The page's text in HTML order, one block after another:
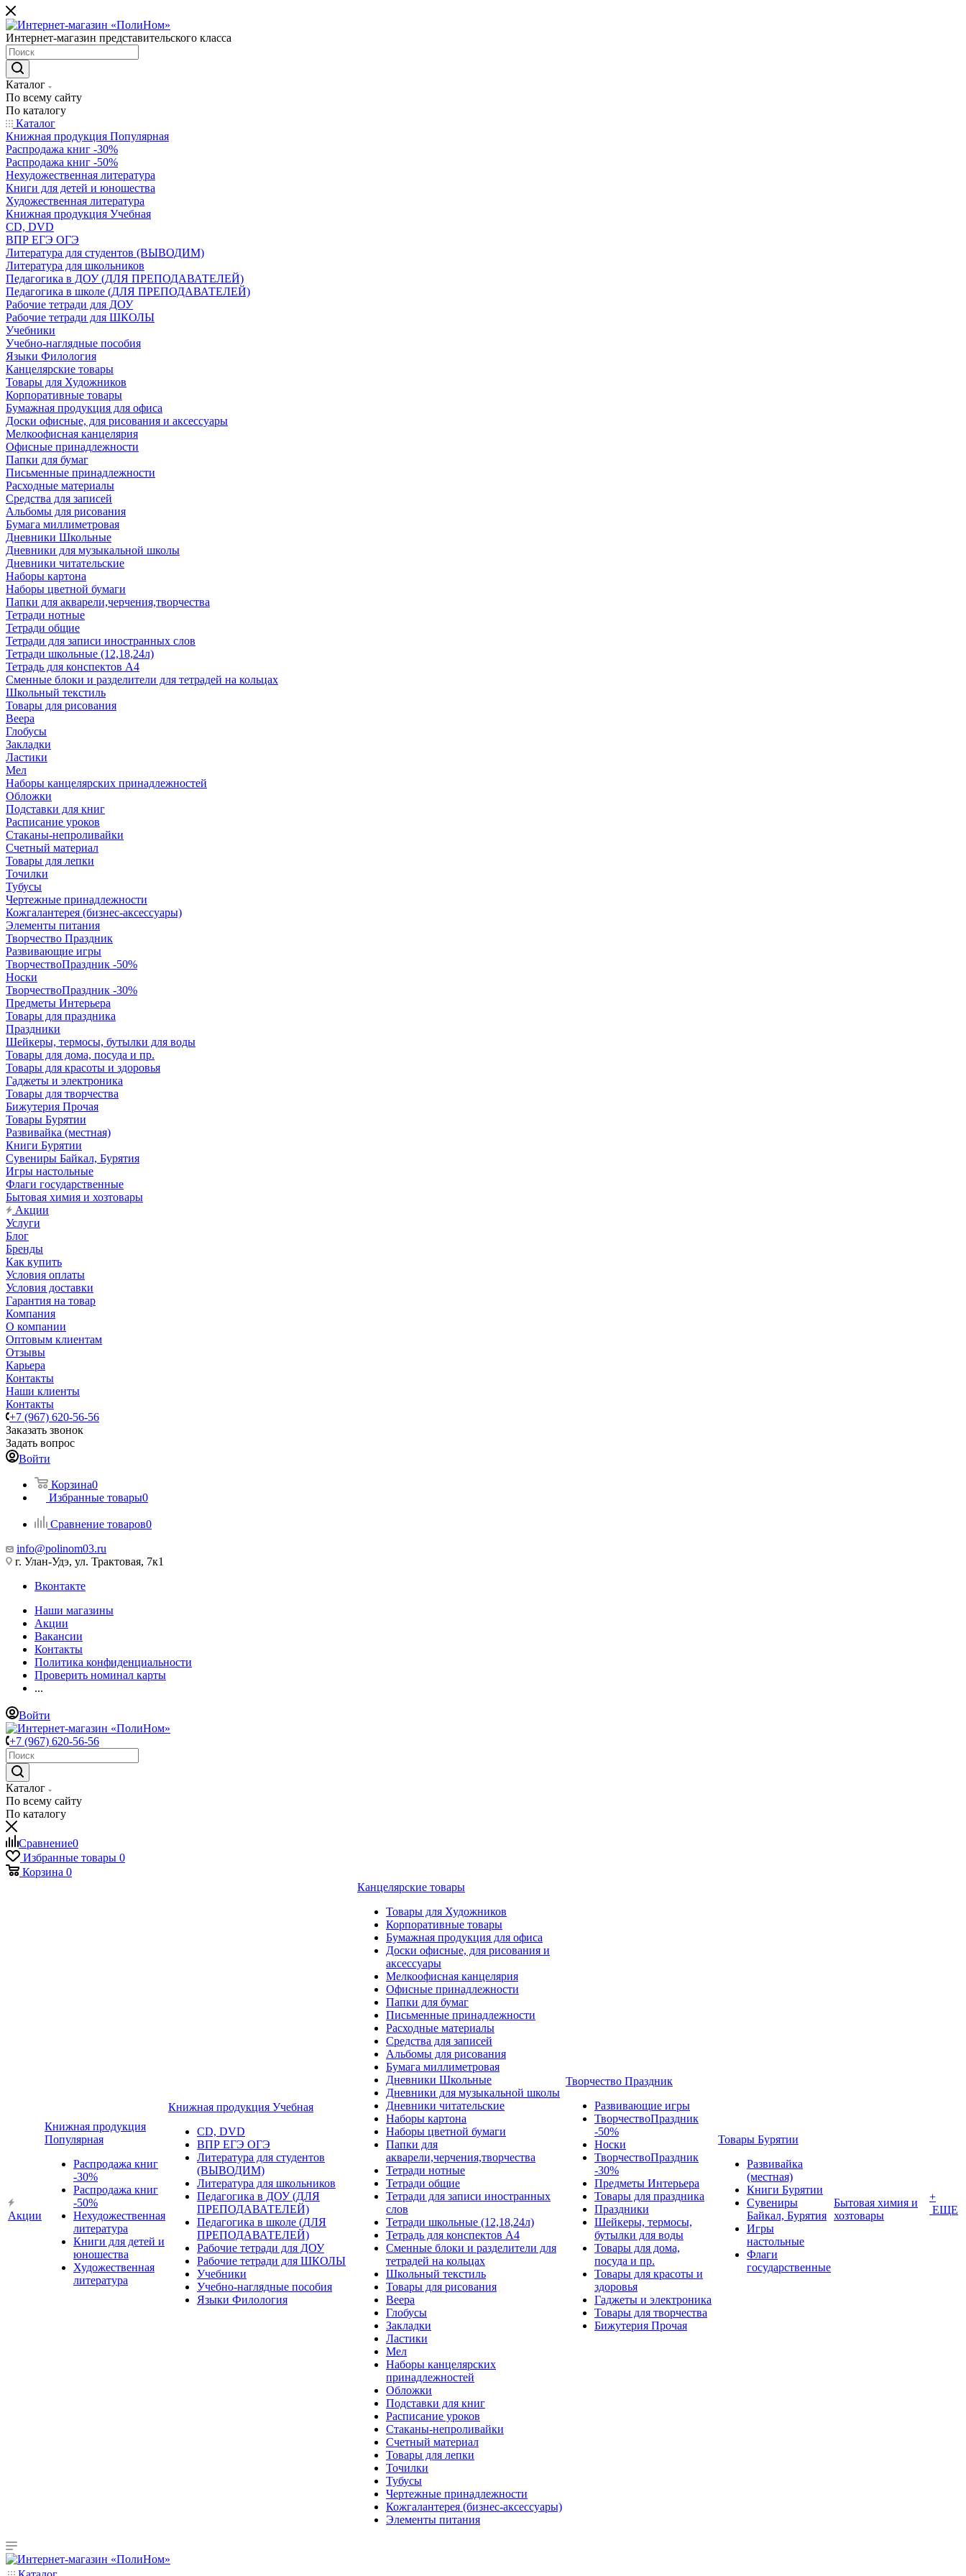
Интернет-магазин представительского класса
Каталог
По всему сайту
По каталогу
Каталог
Книжная продукция Популярная
Распродажа книг -30%
Распродажа книг -50%
Нехудожественная литература
Книги для детей и юношества
Художественная литература
Книжная продукция Учебная
CD, DVD
ВПР ЕГЭ ОГЭ
Литература для студентов (ВЫВОДИМ)
Литература для школьников
Педагогика в ДОУ (ДЛЯ ПРЕПОДАВАТЕЛЕЙ)
Педагогика в школе (ДЛЯ ПРЕПОДАВАТЕЛЕЙ)
Рабочие тетради для ДОУ
Рабочие тетради для ШКОЛЫ
Учебники
Учебно-наглядные пособия
Языки Филология
Канцелярские товары
Товары для Художников
Корпоративные товары
Бумажная продукция для офиса
Доски офисные, для рисования и аксессуары
Мелкоофисная канцелярия
Офисные принадлежности
Папки для бумаг
Письменные принадлежности
Расходные материалы
Средства для записей
Альбомы для рисования
Бумага миллиметровая
Дневники Школьные
Дневники для музыкальной школы
Дневники читательские
Наборы картона
Наборы цветной бумаги
Папки для акварели,черчения,творчества
Тетради нотные
Тетради общие
Тетради для записи иностранных слов
Тетради школьные (12,18,24л)
Тетрадь для конспектов А4
Сменные блоки и разделители для тетрадей на кольцах
Школьный текстиль
Товары для рисования
Веера
Глобусы
Закладки
Ластики
Мел
Наборы канцелярских принадлежностей
Обложки
Подставки для книг
Расписание уроков
Стаканы-непроливайки
Счетный материал
Товары для лепки
Точилки
Тубусы
Чертежные принадлежности
Кожгалантерея (бизнес-аксессуары)
Элементы питания
Творчество Праздник
Развивающие игры
ТворчествоПраздник -50%
Носки
ТворчествоПраздник -30%
Предметы Интерьера
Товары для праздника
Праздники
Шейкеры, термосы, бутылки для воды
Товары для дома, посуда и пр.
Товары для красоты и здоровья
Гаджеты и электроника
Товары для творчества
Бижутерия Прочая
Товары Бурятии
Развивайка (местная)
Книги Бурятии
Сувениры Байкал, Бурятия
Игры настольные
Флаги государственные
Бытовая химия и хозтовары
Акции
Услуги
Блог
Бренды
Как купить
Условия оплаты
Условия доставки
Гарантия на товар
Компания
О компании
Оптовым клиентам
Отзывы
Карьера
Контакты
Наши клиенты
Контакты
+7 (967) 620-56-56
Заказать звонок
Задать вопрос
Войти
Корзина0
Избранные товары0
Сравнение товаров0
info@polinom03.ru
г. Улан-Удэ, ул. Трактовая, 7к1
Вконтакте
Наши магазины
Акции
Вакансии
Контакты
Политика конфиденциальности
Проверить номинал карты
...
Войти
+7 (967) 620-56-56
Каталог
По всему сайту
По каталогу
Сравнение0
Избранные товары 0
Корзина 0
Акции
Книжная продукция
Популярная
Распродажа книг
-30%
Распродажа книг
-50%
Нехудожественная
литература
Книги для детей и
юношества
Художественная
литература
Книжная продукция Учебная
CD, DVD
ВПР ЕГЭ ОГЭ
Литература для студентов
(ВЫВОДИМ)
Литература для школьников
Педагогика в ДОУ (ДЛЯ
ПРЕПОДАВАТЕЛЕЙ)
Педагогика в школе (ДЛЯ
ПРЕПОДАВАТЕЛЕЙ)
Рабочие тетради для ДОУ
Рабочие тетради для ШКОЛЫ
Учебники
Учебно-наглядные пособия
Языки Филология
Канцелярские товары
Товары для Художников
Корпоративные товары
Бумажная продукция для офиса
Доски офисные, для рисования и
аксессуары
Мелкоофисная канцелярия
Офисные принадлежности
Папки для бумаг
Письменные принадлежности
Расходные материалы
Средства для записей
Альбомы для рисования
Бумага миллиметровая
Дневники Школьные
Дневники для музыкальной школы
Дневники читательские
Наборы картона
Наборы цветной бумаги
Папки для
акварели,черчения,творчества
Тетради нотные
Тетради общие
Тетради для записи иностранных
слов
Тетради школьные (12,18,24л)
Тетрадь для конспектов А4
Сменные блоки и разделители для
тетрадей на кольцах
Школьный текстиль
Товары для рисования
Веера
Глобусы
Закладки
Ластики
Мел
Наборы канцелярских
принадлежностей
Обложки
Подставки для книг
Расписание уроков
Стаканы-непроливайки
Счетный материал
Товары для лепки
Точилки
Тубусы
Чертежные принадлежности
Кожгалантерея (бизнес-аксессуары)
Элементы питания
Творчество Праздник
Развивающие игры
ТворчествоПраздник
-50%
Носки
ТворчествоПраздник
-30%
Предметы Интерьера
Товары для праздника
Праздники
Шейкеры, термосы,
бутылки для воды
Товары для дома,
посуда и пр.
Товары для красоты и
здоровья
Гаджеты и электроника
Товары для творчества
Бижутерия Прочая
Товары Бурятии
Развивайка
(местная)
Книги Бурятии
Сувениры
Байкал, Бурятия
Игры
настольные
Флаги
государственные
Бытовая химия и
хозтовары
+
ЕЩЕ